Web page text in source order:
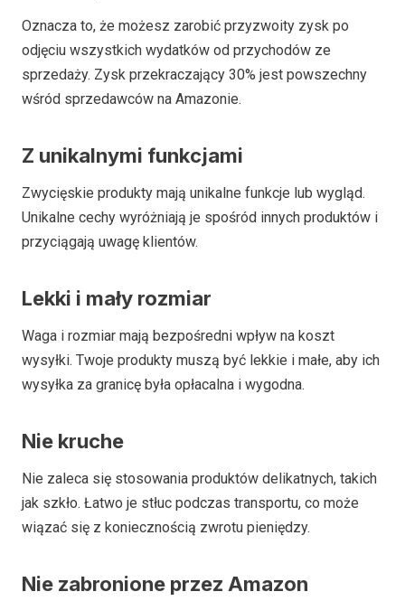
Oznacza to, że możesz zarobić przyzwoity zysk po
odjęciu wszystkich wydatków od przychodów ze
sprzedaży. Zysk przekraczający 30% jest powszechny
wśród sprzedawców na Amazonie.
Z unikalnymi funkcjami
Zwycięskie produkty mają unikalne funkcje lub wygląd.
Unikalne cechy wyróżniają je spośród innych produktów i
przyciągają uwagę klientów.
Lekki i mały rozmiar
Waga i rozmiar mają bezpośredni wpływ na koszt
wysyłki. Twoje produkty muszą być lekkie i małe, aby ich
wysyłka za granicę była opłacalna i wygodna.
Nie kruche
Nie zaleca się stosowania produktów delikatnych, takich
jak szkło. Łatwo je stłuc podczas transportu, co może
wiązać się z koniecznością zwrotu pieniędzy.
Nie zabronione przez Amazon